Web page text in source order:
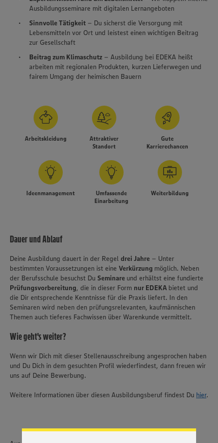
ein bestmögliches Nutzungserlebnis unserer Website zu
Cookies und anderer Technologien ist freiwillig und kann
Ausbildungsseminare mit digitalen Lernangeboten
Sinnvolle Tätigkeit – Du sicherst die Versorgung mit
Lebensmitteln vor Ort und leistest einen wichtigen Beitrag
zur Gesellschaft
Beitrag zum Klimaschutz – Ausbildung bei EDEKA heißt
arbeiten mit regionalen Produkten, kurzen Lieferwegen und
fairem Umgang der heimischen Bauern
Arbeitskleidung
Attraktiver
Standort
Gute
Karrierechancen
Ideenmanagement
Umfassende
Einarbeitung
Weiterbildung
Dauer und Ablauf
Deine Ausbildung dauert in der Regel drei Jahre – Unter
bestimmten Voraussetzungen ist eine Verkürzung möglich. Neben
der Berufsschule besuchst Du Seminare und erhältst eine fundierte
Prüfungsvorbereitung, die in dieser Form nur EDEKA bietet und
die Dir entsprechende Kenntnisse für die Praxis liefert. In den
Seminaren wird neben den prüfungsrelevanten, kaufmännischen
Themen auch tieferes Fachwissen über Warenkunde vermittelt.
Wie geht's weiter?
Wenn wir Dich mit dieser Stellenausschreibung angesprochen haben
und Du Dich in dem gesuchten Profil wiederfindest, dann freuen wir
uns auf Deine Bewerbung.
Weitere Informationen über diesen Ausbildungsberuf findest Du hier.